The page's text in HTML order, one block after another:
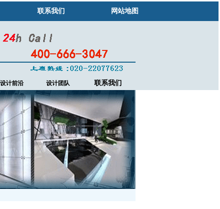
联系我们 网站地图
设计前沿 设计团队 联系我们